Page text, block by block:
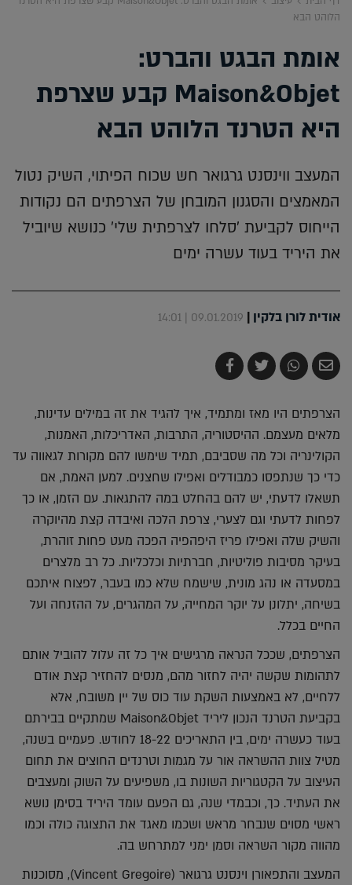
הלוהט הבא
אומת הבגט והברט:
Maison&Objet קבע שצרפת
היא הטרנד הלוהט הבא
המעצב ווינסנט גרגואר חש שכוח הפיתוי, השיק נטול
המאמצים והסגנון המובחן של הצרפתים הם נקודות
הייחוס לקביעת 'סלחו לצרפתית שלי' כנושא שיוביל
את היריד בעוד עשרה ימים
אודית לורן בלקין |
09.01.2019 | 14:01
שלח
בדואר
שתף
ב-
צייץ
ב-
שתף
ב-
הצרפתים היו מאז ומתמיד, איך להגיד את זה במילים עדינות,
מלאים מעצמם. ההיסטוריה, התרבות, האדריכלות, האמנות,
הקולינריה וכל מה שסביבם, תמיד שימשו להם מקורות לגאווה עד
כדי כך שנתפסו כמבודלים ואפילו שחצנים. למען האמת, אם
תשאלו לדעתי, יש להם בהחלט במה להתגאות. עם הזמן, או כך
לפחות לדעתי וגם לצערי, צרפת הלכה ואיבדה קצת מהיוקרה
והשיק שלה ואפילו פריז היפהפיה הפכה מעט פחות זוהרת,
בעיקר מסיבות פוליטיות, חברתיות וכלכליות. כל רב מלצרים
במסעדה או נהג מונית, שישמח שלא כמו בעבר, לפצוח איתכם
בשיחה, יתלונן על יוקר המחייה, על המהגרים, על ההזנחה ועל
החיים בכלל.
הצרפתים, שככל הנראה מרגישים איך כל זה עלול להוביל אותם
לתהומות שקשה יהיה לחזור מהם, מנסים להחזיר קצת אודם
ללחיים, לא באמצעות השקת עוד כוס של יין משובח, אלא
בקביעת הטרנד הנכון ליריד Maison&Objet שמתקיים בבירתם
בעוד כעשרה ימים, בין התאריכים 18-22 לחודש. פעמיים בשנה,
מטיל צוות ההשראה אור על מגמות וטרנדים החוצים את תחום
העיצוב על הקטגוריות השונות בו, משפיעים על השוק ומעצבים
את העתיד. כך, וכבמדי שנה, גם הפעם עומד היריד בסימן נושא
ראשי מסוים שנבחר מראש ושכמו מאגד את התצוגה כולה וכמו
מהווה מקור השראה וסמן ימני למתרחש בה.
המעצב והתפאורן וינסנט גרגואר (Vincent Gregoire), מסוכנות